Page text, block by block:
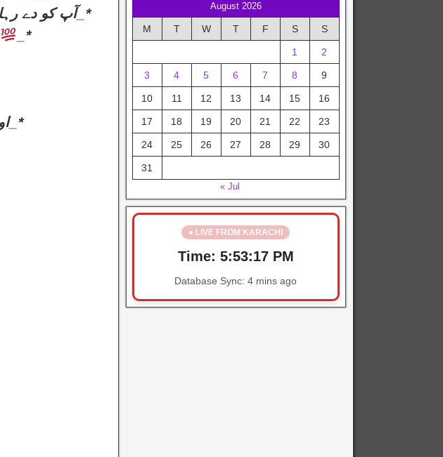
*_کیونکے.NAJAF BHAI آپ کو دے رہا ہے آن لائن گیم_* *_کھیلنے کی سہولت_*
_*
*_اور آپ دوستوں کو 100 کی ڈبل9000 انعام دیا جائیگا_*
August 2026
M T W T F S S
1 2
3 4 5 6 7 8 9
10 11 12 13 14 15 16
17 18 19 20 21 22 23
24 25 26 27 28 29 30
31
« Jul
● LIVE FROM KARACHI
Time: 5:53:17 PM
Database Sync:4 mins ago